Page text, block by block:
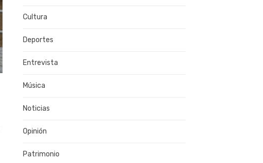
Cultura
Deportes
Entrevista
Música
Noticias
Opinión
Patrimonio